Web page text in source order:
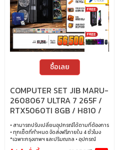
ซื้อเลย
COMPUTER SET JIB MARU-
2608067 ULTRA 7 265F /
RTX5060TI 8GB / H810 /
32GB DDR5 / M.2 1TB
• สามารถปรับเปลี่ยนอุปกรณ์ได้ตามที่ต้องการ
• ทุกเซ็ตที่กำหนด จัดส่งฟรีภายใน 4 ชั่วโมง
*เฉพาะกรุงเทพฯ และปริมณฑล • อุปกรณ์
คอมพิวเตอร์เสียภายใน 30 วัน นับจากวันซื้อ